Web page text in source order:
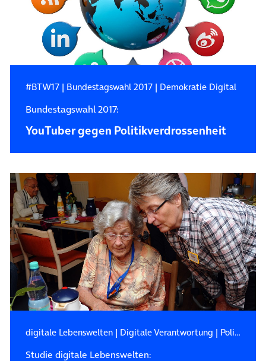
#BTW17| Bundestagswahl 2017| Demokratie Digital
Bundestagswahl 2017:
YouTuber gegen Politikverdrossenheit
digitale Lebenswelten| Digitale Verantwortung | Politik
Studie digitale Lebenswelten: